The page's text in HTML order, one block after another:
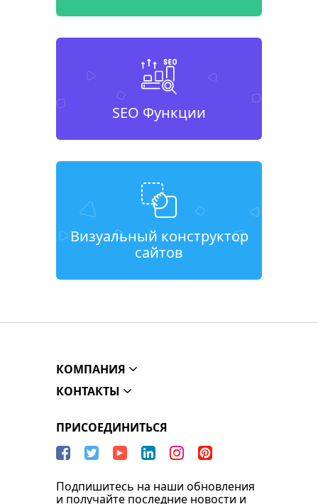
SEO Функции
Визуальный конструктор
сайтов
КОМПАНИЯ
КОНТАКТЫ
ПРИСОЕДИНИТЬСЯ
Подпишитесь на наши обновления
и получайте последние новости и